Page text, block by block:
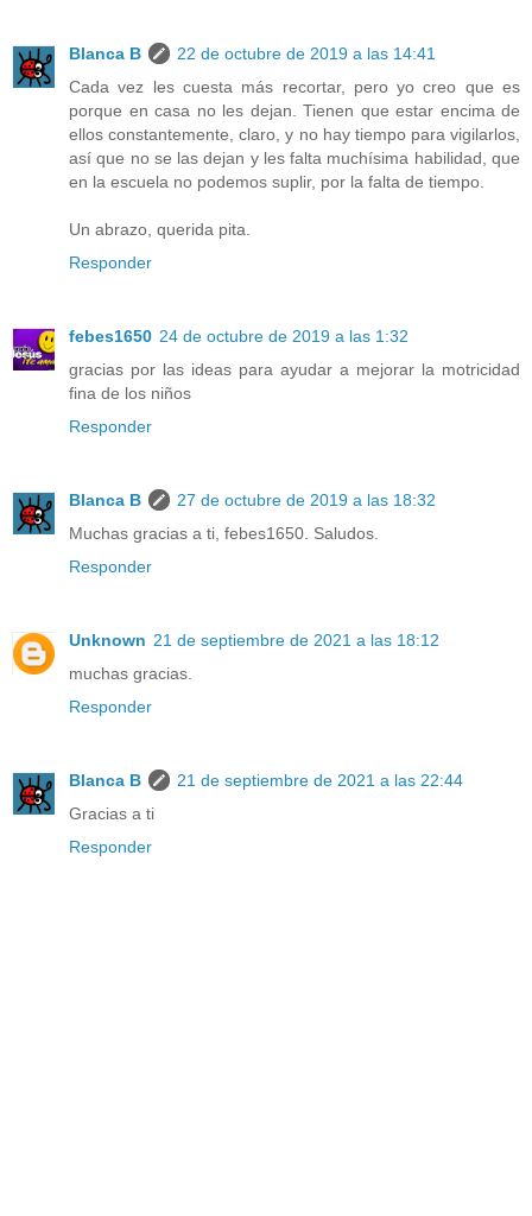
Blanca B
22 de octubre de 2019 a las 14:41
Cada vez les cuesta más recortar, pero yo creo que es
porque en casa no les dejan. Tienen que estar encima de
ellos constantemente, claro, y no hay tiempo para vigilarlos,
así que no se las dejan y les falta muchísima habilidad, que
en la escuela no podemos suplir, por la falta de tiempo.
Un abrazo, querida pita.
Responder
febes1650 24 de octubre de 2019 a las 1:32
gracias por las ideas para ayudar a mejorar la motricidad
fina de los niños
Responder
Blanca B
27 de octubre de 2019 a las 18:32
Muchas gracias a ti, febes1650. Saludos.
Responder
Unknown 21 de septiembre de 2021 a las 18:12
muchas gracias.
Responder
Blanca B
21 de septiembre de 2021 a las 22:44
Gracias a ti
Responder